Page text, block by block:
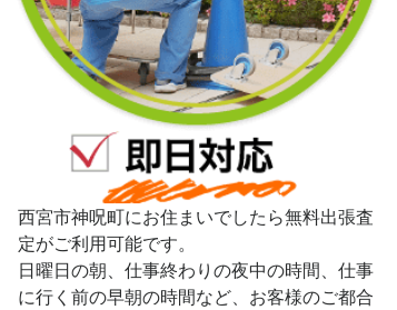
西宮市神呪町にお住まいでしたら無料出張査
定がご利用可能です。
日曜日の朝、仕事終わりの夜中の時間、仕事
に行く前の早朝の時間など、お客様のご都合